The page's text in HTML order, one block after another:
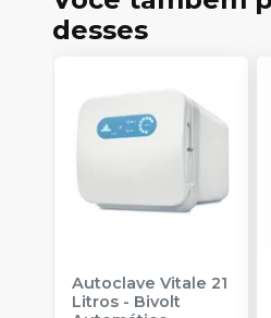
desses
Autoclave Vitale 21
Litros - Bivolt